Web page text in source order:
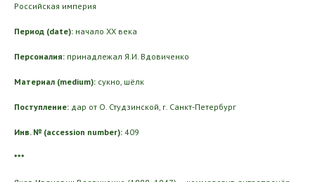
Российская империя
Период (date): начало ХХ века
Персоналия: принадлежал Я.И. Вдовиченко
Материал (medium): сукно, шёлк
Поступление: дар от О. Студзинской, г. Санкт-Петербург
Инв. № (accession number): 409
***